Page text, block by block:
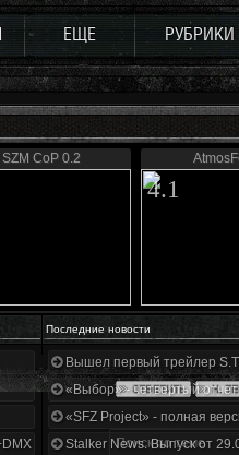
ЕЩЕ РУБРИКИ
SZM CoP 0.2
4.1
Последние новости
1.3.5.ООП.МА.К.
Вышел первый трейлер
«Выбор» - четвертый отчет
«SFZ Project» - полная
Stalker News. Выпуск от